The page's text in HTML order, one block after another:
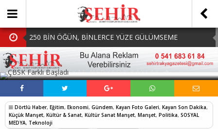
250 BİN ÖĞÜN, BİNLERCE YÜZE GÜLÜMSEME
BAŞKAN MÜGE YILDIZ TOPAK: ‘SOSYAL
BELEDİYECİLİKTE HİÇBİR HEMŞERİMİZİ YALNIZ
BIRAKMIYORUZ!’
MHP Çorlu İlçe Teşkilatında Yeni Dönem Başladı:
Mazbatalar Alındı
Dolu Vurdu, Büyükşehir Üreticiyi Yalnız Bırakmadı
SOFRALARDA BEREKETİ, GÖNÜLLERDE DAYANIŞMAYI
SOSYAL MEDYADA PAYLAŞ
Dörtlü Haber, Eğitim, Ekonomi, Gündem, Kayan Foto Galeri, Kayan Son Dakika,
Küçük Manşet, Kültür & Sanat, Kültür Sanat Manşet, Manşet, Politika, SOSYAL
MEDYA, Teknoloji